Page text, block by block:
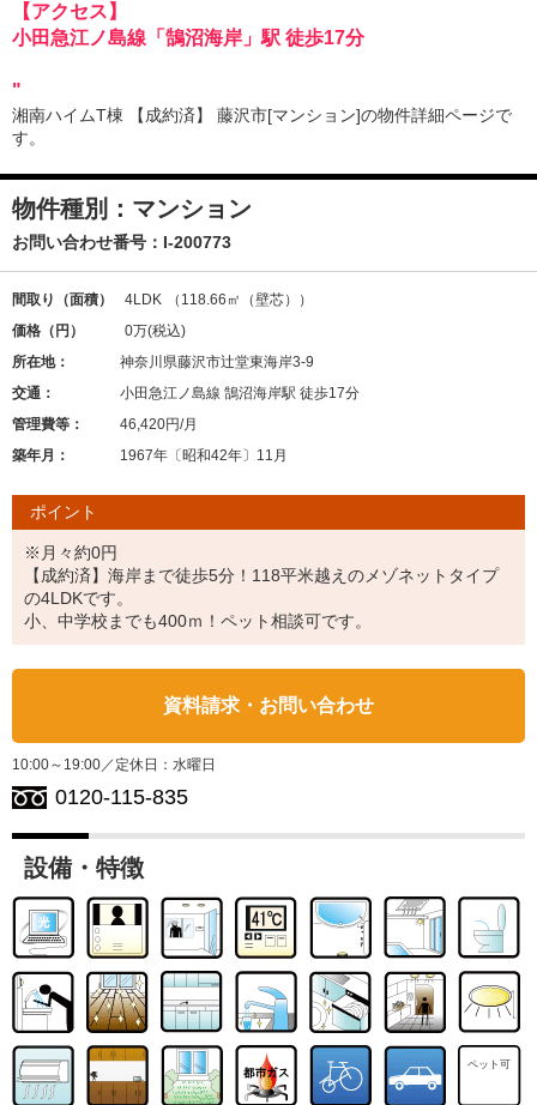
【アクセス】
小田急江ノ島線「鵠沼海岸」駅 徒歩17分
"
湘南ハイムT棟 【成約済】 藤沢市[マンション]の物件詳細ページで
す。
物件種別：マンション
お問い合わせ番号： I-200773
間取り（面積） 4LDK
（118.66㎡（壁芯））
価格（円）
0万(税込)
所在地：
神奈川県藤沢市辻堂東海岸3-9
交通：
小田急江ノ島線 鵠沼海岸駅 徒歩17分
管理費等：
46,420円/月
築年月：
1967年〔昭和42年〕11月
ポイント
※月々約0円
【成約済】海岸まで徒歩5分！118平米越えのメゾネットタイプ
の4LDKです。
小、中学校までも400ｍ！ペット相談可です。
資料請求・お問い合わせ
10:00～19:00／定休日：水曜日
0120-115-835
設備・特徴
ペット可